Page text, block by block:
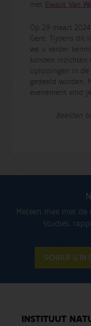
met Ewaut Van
Op 29 maart
Gent. Tijdens dit
we u verder
konden
oplossingen in
gedeeld worden.
evenement vind je
Beelden
Meteen mee met
studies,
SCHRIJF U IN
INSTITUUT